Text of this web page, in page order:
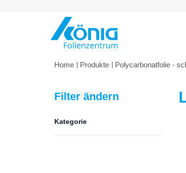
Home Produkte Polycarbonatfolie -
Filter ändern
Kategorie